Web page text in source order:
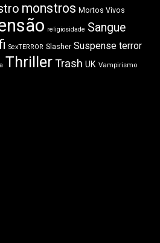
monstros Mortos Vivos
religiosidade Sangue
SexTERROR Slasher Suspense terror
ThrillerTrash UK Vampirismo